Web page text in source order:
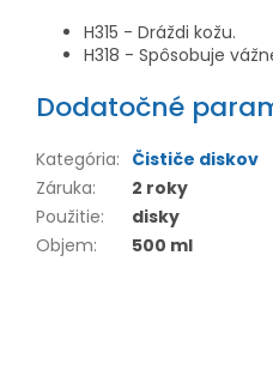
H315 - Dráždi kožu.
H318 - Spôsobuje
Dodatočné
Kategória: Čističe diskov
Záruka:
2 roky
Použitie:
disky
Objem: 500 ml